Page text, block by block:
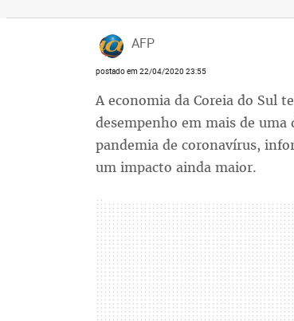
AFP
postado em 22/04/2020 23:55
A economia da Coreia do Sul
desempenho em mais de uma
pandemia de coronavírus,
um impacto ainda maior.